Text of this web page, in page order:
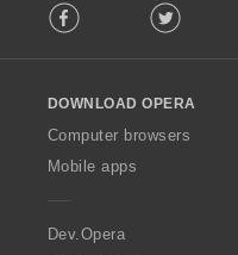
o
w
O
p
a
Facebook Twitter
DOWNLOAD OPERA
Computer browsers
Mobile apps
Dev.Opera